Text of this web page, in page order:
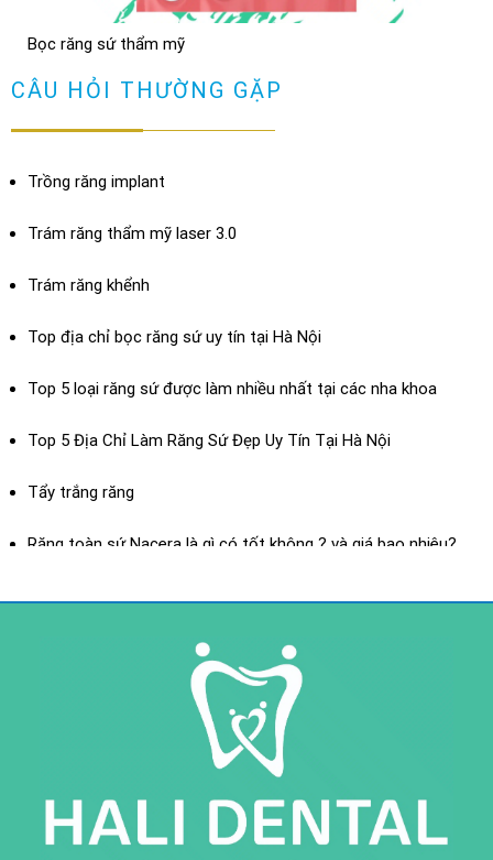
Bọc răng sứ có bị hôi miệng không? Cách chữa
TRẢ LỜI
Bọc răng sứ thẩm mỹ
XEM THÊM
Dán sứ Veneer
CÂU HỎI THƯỜNG GẶP
Trồng răng implant
Trám răng thẩm mỹ laser 3.0
Trám răng khểnh
Top địa chỉ bọc răng sứ uy tín tại Hà Nội
Top 5 loại răng sứ được làm nhiều nhất tại các nha khoa
Top 5 Địa Chỉ Làm Răng Sứ Đẹp Uy Tín Tại Hà Nội
Tẩy trắng răng
Răng toàn sứ Nacera là gì có tốt không ? và giá bao nhiêu?
Răng sứ toàn sứ H-Saphir